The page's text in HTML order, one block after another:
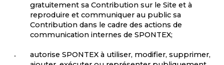
gratuitement sa Contribution sur le Site et à
reproduire et communiquer au public sa
Contribution dans le cadre des actions de
communication internes de SPONTEX;
autorise SPONTEX à utiliser, modifier, supprimer,